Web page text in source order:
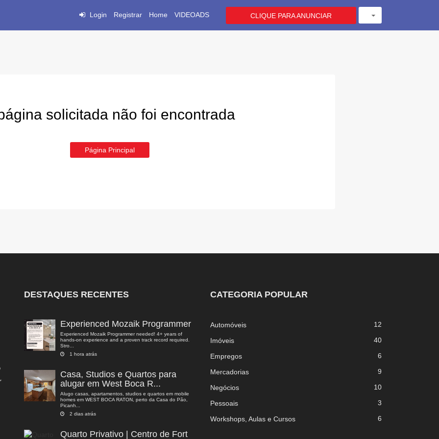
Login Registrar Home VIDEOADS CLIQUE PARA ANUNCIAR
solicitada não foi encontrada
Página Principal
DESTAQUES RECENTES
Experienced Mozaik Programmer
Experienced Mozaik Programmer needed! 4+ years of
hands-on experience and a proven track record required.
Stro...
1 hora atrás
Casa, Studios e Quartos para
alugar em West Boca R...
Alugo casas, apartamentos, studios e quartos em mobile
homes em WEST BOCA RATON, perto da Casa do Pão,
Picanh...
2 dias atrás
Quarto Privativo | Centro de Fort
CATEGORIA POPULAR
Automóveis 12
Imóveis 40
Empregos 6
Mercadorias 9
Negócios 10
Pessoais 3
Workshops, Aulas e Cursos 6